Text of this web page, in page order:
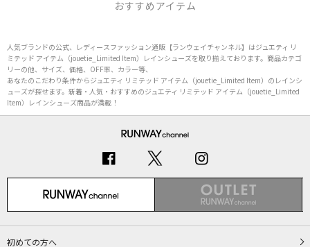
おすすめアイテム
人気ブランドの公式、レディースファッション通販【ランウェイチャンネル】はジュエティ リ
ミテッド アイテム（jouetie_Limited Item）レインシューズを取り揃えております。商品カテゴ
リーの他、サイズ、価格、OFF率、カラー等、
あなたのこだわり条件からジュエティ リミテッド アイテム（jouetie_Limited Item）のレインシ
ューズが探せます。新着・人気・おすすめのジュエティ リミテッド アイテム（jouetie_Limited
Item）レインシューズ商品が満載！
初めての方へ